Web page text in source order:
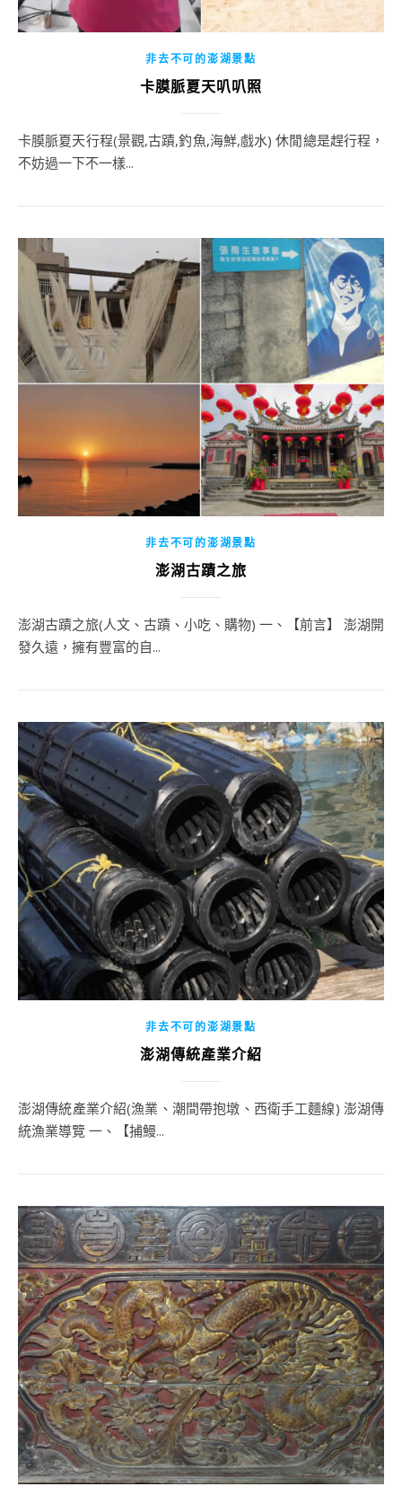
非去不可的澎湖景點
卡膜脈夏天叭叭照
卡膜脈夏天行程(景觀,古蹟,釣魚,海鮮,戲水) 休閒總是趕行程，
不妨過一下不一樣...
非去不可的澎湖景點
澎湖古蹟之旅
澎湖古蹟之旅(人文、古蹟、小吃、購物) 一、【前言】 澎湖開
發久遠，擁有豐富的自...
非去不可的澎湖景點
澎湖傳統產業介紹
澎湖傳統產業介紹(漁業、潮間帶抱墩、西衛手工麵線) 澎湖傳
統漁業導覽 一、【捕鰻...